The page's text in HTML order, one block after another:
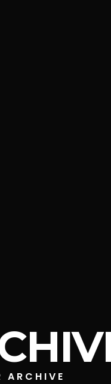
ARCHIVE